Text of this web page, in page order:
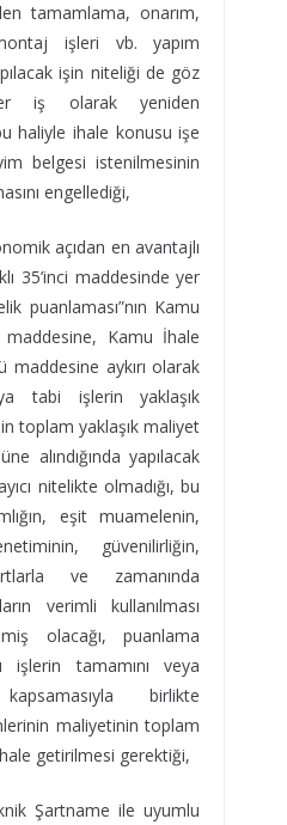
tamamlama, onarım,
işleri vb. yapım
işin niteliği de göz
iş olarak yeniden
haliyle ihale konusu işe
belgesi istenilmesinin
engellediği,
açıdan en avantajlı
35’inci maddesinde yer
puanlaması”nın Kamu
maddesine, Kamu İhale
maddesine aykırı olarak
tabi işlerin yaklaşık
toplam yaklaşık maliyet
alındığında yapılacak
nitelikte olmadığı, bu
eşit muamelenin,
güvenilirliğin,
ve zamanında
verimli kullanılması
olacağı, puanlama
tamamını veya
birlikte
maliyetinin toplam
getirilmesi gerektiği,
Şartname ile uyumlu